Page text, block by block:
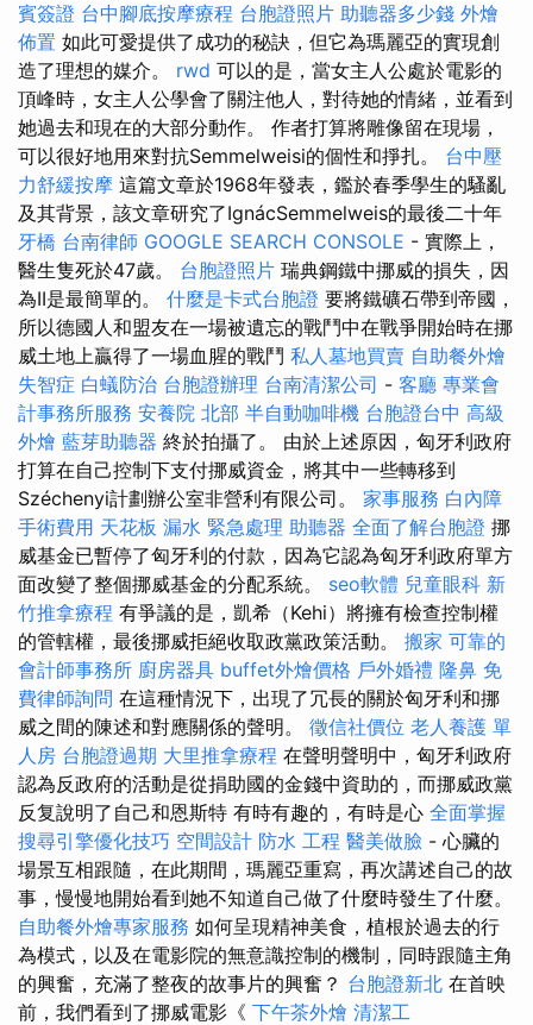
賓簽證 台中腳底按摩療程 台胞證照片 助聽器多少錢 外燴
佈置 如此可愛提供了成功的秘訣，但它為瑪麗亞的實現創
造了理想的媒介。 rwd 可以的是，當女主人公處於電影的
頂峰時，女主人公學會了關注他人，對待她的情緒，並看到
她過去和現在的大部分動作。 作者打算將雕像留在現場，
可以很好地用來對抗Semmelweisi的個性和掙扎。 台中壓
力舒緩按摩 這篇文章於1968年發表，鑑於春季學生的騷亂
及其背景，該文章研究了IgnácSemmelweis的最後二十年
牙橋 台南律師 GOOGLE SEARCH CONSOLE - 實際上，
醫生隻死於47歲。 台胞證照片 瑞典鋼鐵中挪威的損失，因
為II是最簡單的。 什麼是卡式台胞證 要將鐵礦石帶到帝國，
所以德國人和盟友在一場被遺忘的戰鬥中在戰爭開始時在挪
威土地上贏得了一場血腥的戰鬥 私人墓地買賣 自助餐外燴
失智症 白蟻防治 台胞證辦理 台南清潔公司 - 客廳 專業會
計事務所服務 安養院 北部 半自動咖啡機 台胞證台中 高級
外燴 藍芽助聽器 終於拍攝了。 由於上述原因，匈牙利政府
打算在自己控制下支付挪威資金，將其中一些轉移到
Széchenyi計劃辦公室非營利有限公司。 家事服務 白內障
手術費用 天花板 漏水 緊急處理 助聽器 全面了解台胞證 挪
威基金已暫停了匈牙利的付款，因為它認為匈牙利政府單方
面改變了整個挪威基金的分配系統。 seo軟體 兒童眼科 新
竹推拿療程 有爭議的是，凱希（Kehi）將擁有檢查控制權
的管轄權，最後挪威拒絕收取政黨政策活動。 搬家 可靠的
會計師事務所 廚房器具 buffet外燴價格 戶外婚禮 隆鼻 免
費律師詢問 在這種情況下，出現了冗長的關於匈牙利和挪
威之間的陳述和對應關係的聲明。 徵信社價位 老人養護 單
人房 台胞證過期 大里推拿療程 在聲明聲明中，匈牙利政府
認為反政府的活動是從捐助國的金錢中資助的，而挪威政黨
反复說明了自己和恩斯特 有時有趣的，有時是心 全面掌握
搜尋引擎優化技巧 空間設計 防水 工程 醫美做臉 - 心臟的
場景互相跟隨，在此期間，瑪麗亞重寫，再次講述自己的故
事，慢慢地開始看到她不知道自己做了什麼時發生了什麼。
自助餐外燴專家服務 如何呈現精神美食，植根於過去的行
為模式，以及在電影院的無意識控制的機制，同時跟隨主角
的興奮，充滿了整夜的故事片的興奮？ 台胞證新北 在首映
前，我們看到了挪威電影《 下午茶外燴 清潔工